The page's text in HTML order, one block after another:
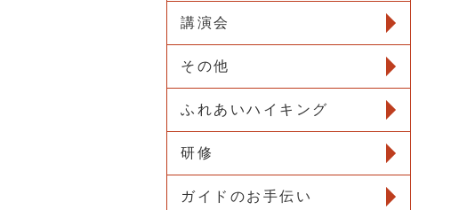
講演会
その他
ふれあいハイキング
研修
ガイドのお手伝い